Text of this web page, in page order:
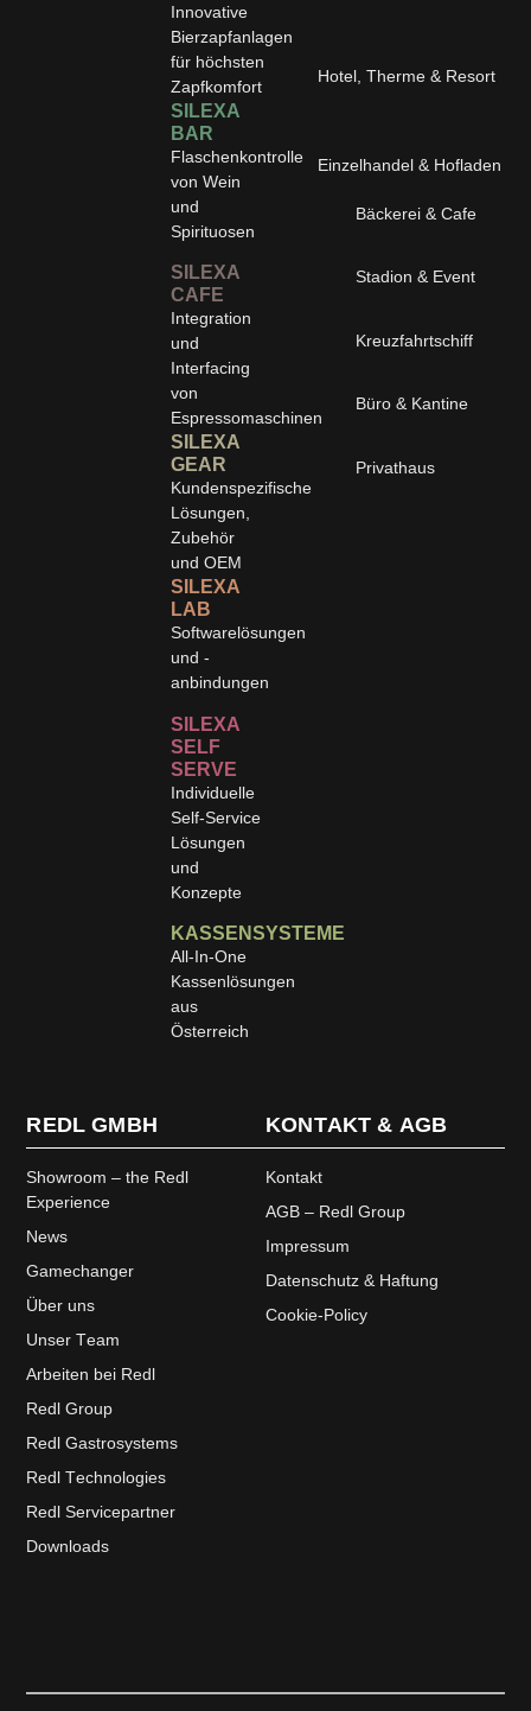
Innovative
Bierzapfanlagen
für höchsten
Zapfkomfort
SILEXA
BAR
Flaschenkontrolle
von Wein
und
Spirituosen
SILEXA
CAFE
Integration
und
Interfacing
von
Espressomaschinen
SILEXA
GEAR
Kundenspezifische
Lösungen,
Zubehör
und OEM
SILEXA
LAB
Softwarelösungen
und -
anbindungen
SILEXA
SELF
SERVE
Individuelle
Self-Service
Lösungen
und
Konzepte
KASSENSYSTEME
All-In-One
Kassenlösungen
aus
Österreich
Hotel, Therme & Resort
Einzelhandel & Hofladen
Bäckerei & Cafe
Stadion & Event
Kreuzfahrtschiff
Büro & Kantine
Privathaus
REDL GMBH
Showroom – the Redl
Experience
News
Gamechanger
Über uns
Unser Team
Arbeiten bei Redl
Redl Group
Redl Gastrosystems
Redl Technologies
Redl Servicepartner
Downloads
KONTAKT & AGB
Kontakt
AGB – Redl Group
Impressum
Datenschutz & Haftung
Cookie-Policy